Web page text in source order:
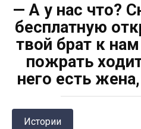
— А у нас что?
бесплатную
твой брат к
пожрать
него есть
Истории